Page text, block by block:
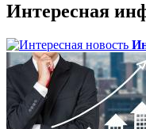
Интересная